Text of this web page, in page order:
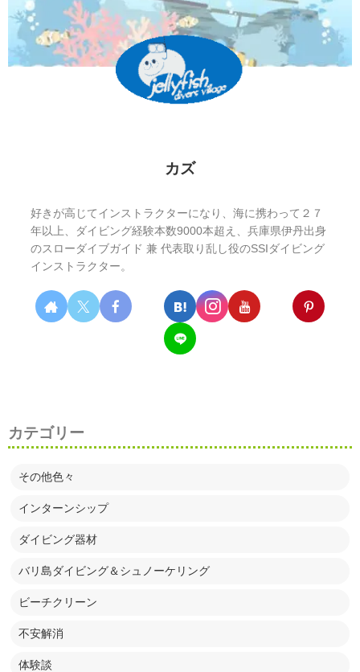
カズ
好きが高じてインストラクターになり、海に携わって２７
年以上、ダイビング経験本数9000本超え、兵庫県伊丹出身
のスローダイブガイド 兼 代表取り乱し役のSSIダイビング
インストラクター。
カテゴリー
その他色々
インターンシップ
ダイビング器材
バリ島ダイビング＆シュノーケリング
ビーチクリーン
不安解消
体験談